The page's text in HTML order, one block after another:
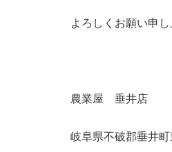
よろしくお願い申し
農業屋 垂井店
岐阜県不破郡垂井